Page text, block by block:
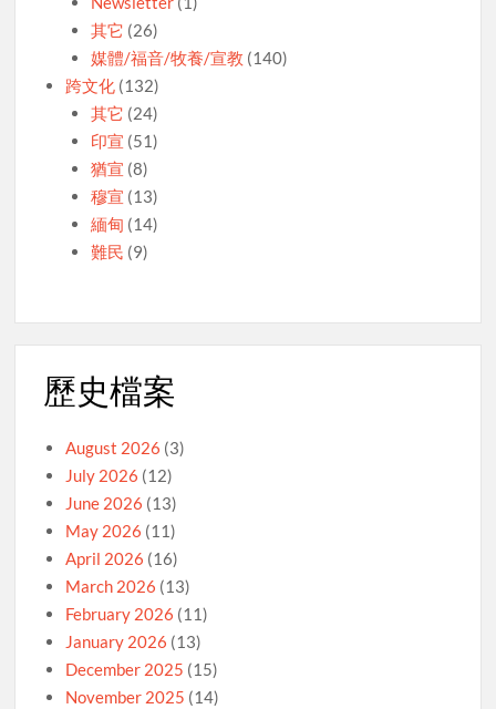
其它 (26)
媒體/福音/牧養/宣教 (140)
跨文化 (132)
其它 (24)
印宣 (51)
猶宣 (8)
穆宣 (13)
緬甸 (14)
難民 (9)
歷史檔案
August 2026 (3)
July 2026 (12)
June 2026 (13)
May 2026 (11)
April 2026 (16)
March 2026 (13)
February 2026 (11)
January 2026 (13)
December 2025 (15)
November 2025 (14)